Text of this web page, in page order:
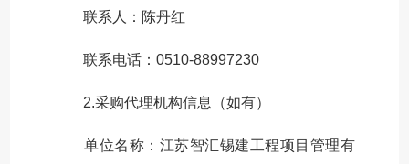
联系人：陈丹红
联系电话：0510-88997230
2.采购代理机构信息（如有）
单位名称：江苏智汇锡建工程项目管理有